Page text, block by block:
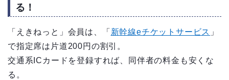
る！
「えきねっと」会員は、「 新幹線eチケットサービス 」
で指定席は片道200円の割引。
交通系ICカードを登録すれば、同伴者の料金も安くな
る。